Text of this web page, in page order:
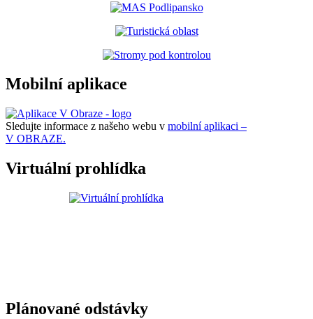
Mobilní aplikace
Sledujte informace z našeho webu v mobilní aplikaci –
V OBRAZE.
Virtuální prohlídka
Plánované odstávky